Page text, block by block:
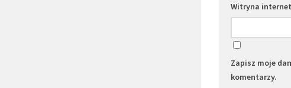
Witryna
Zapisz moje
komentarzy.